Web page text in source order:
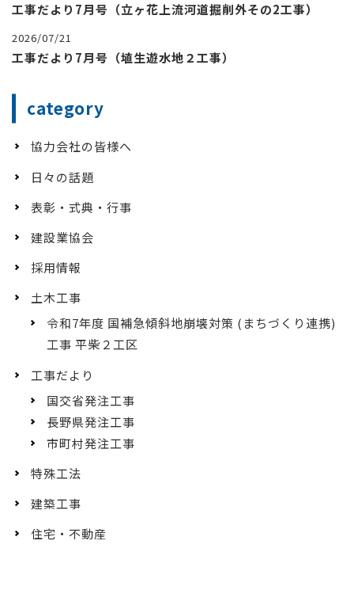
工事だより7月号（立ヶ花上流河道掘削外その2工事）
2026/07/21
工事だより7月号（埴生遊水地２工事）
category
協力会社の皆様へ
日々の話題
表彰・式典・行事
建設業協会
採用情報
土木工事
令和7年度 国補急傾斜地崩壊対策 (まちづくり連携)
工事 平柴２工区
工事だより
国交省発注工事
長野県発注工事
市町村発注工事
特殊工法
建築工事
住宅・不動産